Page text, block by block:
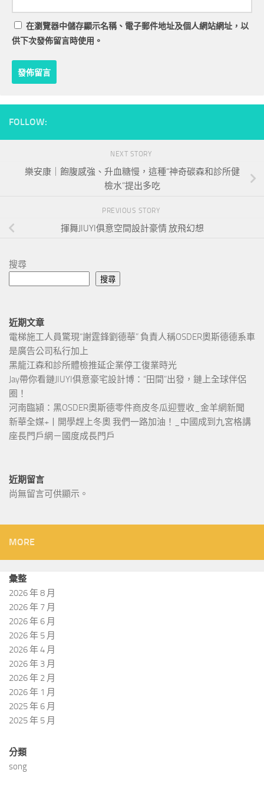
在瀏覽器中儲存顯示名稱、電子郵件地址及個人網站網址，以
供下次發佈留言時使用。
FOLLOW:
NEXT STORY
樂安康｜飽腹感強、升血糖慢，這種“神奇碳森和診所健
檢水”提出多吃
PREVIOUS STORY
揮舞JIUYI俱意空間設計豪情 放飛幻想
搜尋
搜尋
近期文章
電梯施工人員驚現“謝霆鋒劉德華” 負責人稱OSDER奧斯德德系車
是廣告公司私行加上
黑龍江森和診所體檢推延企業停工復業時光
Jay帶你看鏈JIUYI俱意豪宅設計博：“田間”出發，鏈上全球伴侶
圈！
河南臨潁：黑OSDER奧斯德零件商皮冬瓜迎豐收_金羊網新聞
新華全媒+丨開學趕上冬奧 我們一路加油！_中國成到九宮格講
座長門戶網－國度成長門戶
近期留言
尚無留言可供顯示。
MORE
彙整
2026 年 8 月
2026 年 7 月
2026 年 6 月
2026 年 5 月
2026 年 4 月
2026 年 3 月
2026 年 2 月
2026 年 1 月
2025 年 6 月
2025 年 5 月
分類
song